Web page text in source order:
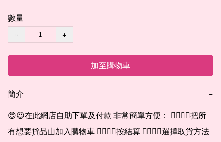
數量
−
+
加至購物車
簡介 −
😍😍在此網店自助下單及付款 非常簡單方便： 👉🏻👉🏻把所
有想要貨品山加入購物車 👉🏻👉🏻按結算 👉🏻👉🏻選擇取貨方法